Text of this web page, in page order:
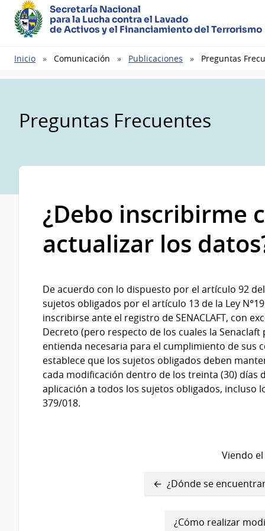
Secretaría Nacional
para la Lucha contra el Lavado
de Activos y el Financiamiento del Terrorismo
Ruta
Inicio Comunicación Publicaciones Preguntas
Preguntas Frecuentes
¿Debo inscribirme
actualizar los
De acuerdo con lo dispuesto por el artículo 92
sujetos obligados por el artículo 13 de la Ley
inscribirse ante el registro de SENACLAFT, con
Decreto (pero respecto de los cuales la
entienda necesaria para el cumplimiento de sus
establece que los sujetos obligados deben
cada modificación dentro de los treinta (30) días
aplicación a todos los sujetos obligados, incluso
379/018.
Viendo
transversales
¿Dónde se
¿Cómo realizar